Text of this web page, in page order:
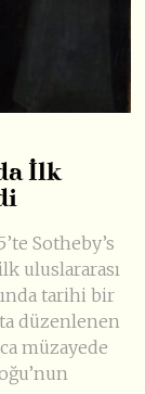
İlk
Sotheby’s
uluslararası
tarihi bir
düzenlenen
müzayede